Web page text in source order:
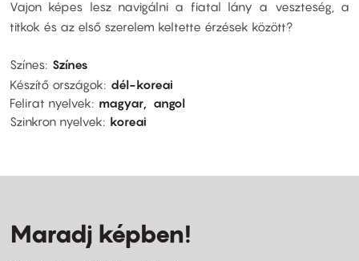
Vajon képes lesz navigálni a fiatal lány a veszteség, a
titkok és az első szerelem keltette érzések között?
Színes Színes
Készítő országok
dél-koreai
Felirat nyelvek
magyar
angol
Szinkron nyelvek
koreai
Maradj képben!